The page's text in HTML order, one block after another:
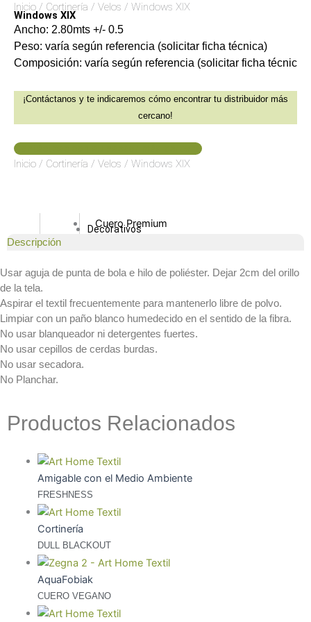
Tipo
Burda
Tipo
Cuero
lona
Decorativa
Textil
Recubierto
Decorativos
Premium
Premium
Cuero
Premium
Jacquard
Unicolor
Velos
Premium
Velos
DIMOUT
Colchón
Colchón
Tipo Lona
Estandar Decorativas
Textil Recubierto
Tipo Cuero
Estándar Decorativas
Textiles Premium
Premium Decorativas
Tapicería Exterior
Velos Premium
Cuero Premium
Cortinería
Unicolor
Velos Premium
Blackout
Velos
Jacquard Colchones
Tejido de Punto
Cama
Matelasse
Pisos y Recubrimientos
Piso y Pared
Tapicería Exterior
Exterior Premium
Textiles especializados para
Inicio / Cortinería / Velos / Windows XIX
Windows XIX
Ancho: 2.80mts +/- 0.5
Peso: varía según referencia (solicitar ficha técnica)
Composición: varía según referencia (solicitar ficha técnic
¡Contáctanos y te indicaremos cómo encontrar tu distribuidor más
cercano!
Contáctese con su asesor más cercano
Inicio / Cortinería / Velos / Windows XIX
Descripción
Usar aguja de punta de bola e hilo de poliéster. Dejar 2cm del orillo
de la tela.
Aspirar el textil frecuentemente para mantenerlo libre de polvo.
Limpiar con un paño blanco humedecido en el sentido de la fibra.
No usar blanqueador ni detergentes fuertes.
No usar cepillos de cerdas burdas.
No usar secadora.
No Planchar.
Productos Relacionados
Amigable con el Medio Ambiente
FRESHNESS
Cortinería
DULL BLACKOUT
AquaFobiak
CUERO VEGANO